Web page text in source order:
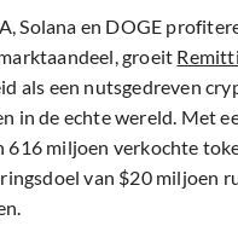
Solana en DOGE
groeit
als een nutsgedreven
in de echte wereld. Met
616 miljoen verkochte
van $20 miljoen